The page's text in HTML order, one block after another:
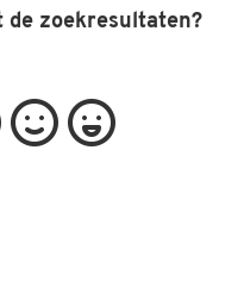
de zoekresultaten?